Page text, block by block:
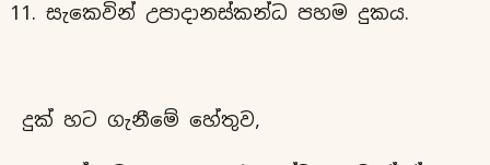
සැකෙවින් උපාදානස්කන්ධ පහම දුකය.
දුක් හට ගැනීමේ හේතුව,